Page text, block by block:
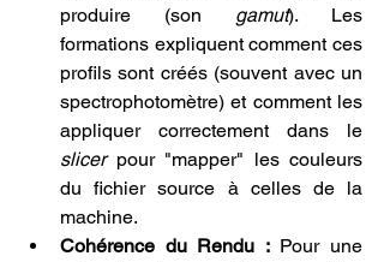
produire (son gamut). Les
formations expliquent comment ces
profils sont créés (souvent avec un
spectrophotomètre) et comment les
slicer pour "mapper" les couleurs
du fichier source à celles de la
machine.
Cohérence du Rendu : Pour une